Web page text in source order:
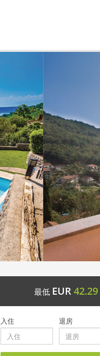
最低 EUR 42.29
入住 退房